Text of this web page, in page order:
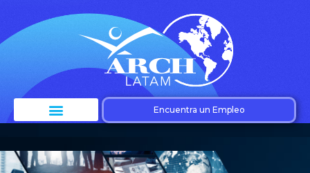
Encuentra un Empleo